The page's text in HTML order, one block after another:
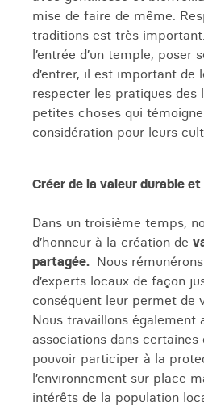
mise de faire de même.
traditions est très
l’entrée d’un temple, poser
d’entrer, il est important de
respecter les pratiques des
petites choses qui
considération pour leurs
Créer de la valeur durable
Dans un troisième temps,
d’honneur à la création de
partagée. Nous
d’experts locaux de façon
conséquent leur permet de
Nous travaillons également
associations dans
pouvoir participer à la
l’environnement sur place
intérêts de la population